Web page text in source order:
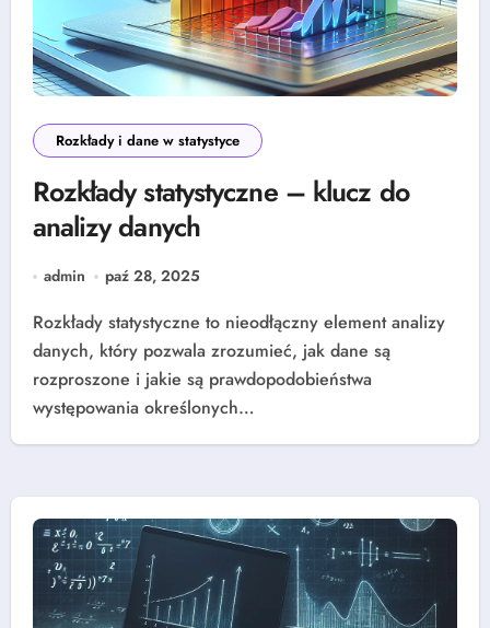
Rozkłady i dane w statystyce
Rozkłady statystyczne – klucz do
analizy danych
admin paź 28, 2025
Rozkłady statystyczne to nieodłączny element analizy
danych, który pozwala zrozumieć, jak dane są
rozproszone i jakie są prawdopodobieństwa
występowania określonych…